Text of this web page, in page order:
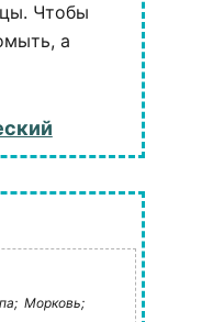
Чтобы
а
Морковь;